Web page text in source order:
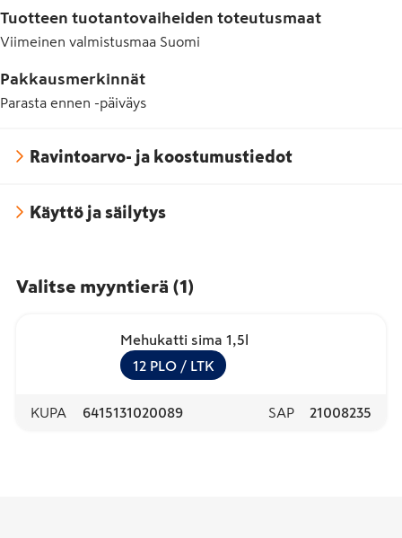
Tuotteen tuotantovaiheiden toteutusmaat
Viimeinen valmistusmaa Suomi
Pakkausmerkinnät
Parasta ennen -päiväys
Ravintoarvo- ja koostumustiedot
Käyttö ja säilytys
Valitse myyntierä (1 )
Mehukatti sima 1,5l
12 PLO / LTK
KUPA 6415131020089 SAP 21008235